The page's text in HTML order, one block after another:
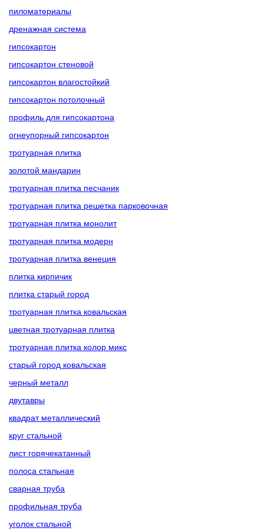
пиломатериалы
дренажная система
гипсокартон
гипсокартон стеновой
гипсокартон влагостойкий
гипсокартон потолочный
профиль для гипсокартона
огнеупорный гипсокартон
тротуарная плитка
золотой мандарин
тротуарная плитка песчаник
тротуарная плитка решетка парковочная
тротуарная плитка монолит
тротуарная плитка модерн
тротуарная плитка венеция
плитка кирпичик
плитка старый город
тротуарная плитка ковальская
цветная тротуарная плитка
тротуарная плитка колор микс
старый город ковальская
черный металл
двутавры
квадрат металлический
круг стальной
лист горячекатанный
полоса стальная
сварная труба
профильная труба
уголок стальной